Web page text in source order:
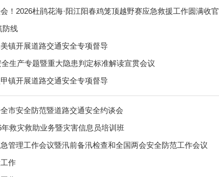
！2026杜鹃花海·阳江阳春鸡笼顶越野赛应急救援工作圆满收官
防线
我市联合开展专项培训
镇开展道路交通安全专项督导
生产专题暨重大隐患判定标准解读宣贯会议
镇开展道路交通安全专项督导
市安全防范暨道路交通安全约谈会
救灾救助业务暨灾害信息员培训班
管理工作会议暨汛前备汛检查和全国两会安全防范工作会议
作